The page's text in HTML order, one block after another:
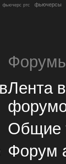
фьючерс ртс фьючерсы
Лента
Общие
Форум